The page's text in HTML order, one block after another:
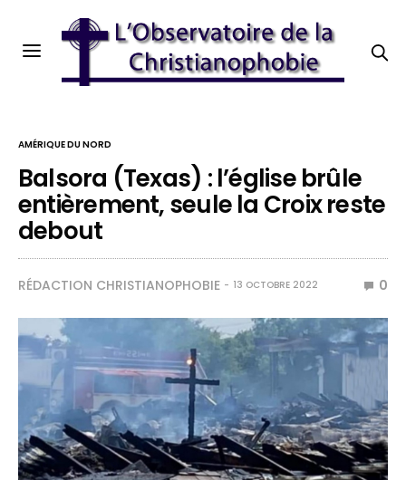
AMÉRIQUE DU NORD
Balsora (Texas) : l’église brûle
entièrement, seule la Croix reste
debout
RÉDACTION CHRISTIANOPHOBIE 13 OCTOBRE 2022 0